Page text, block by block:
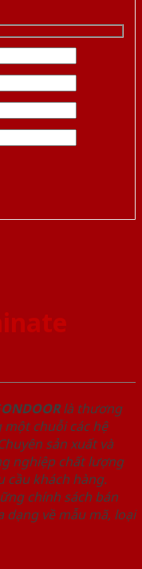
là thương
chuỗi các hệ
sản xuất và
nghiệp chất lượng
cầu khách hàng.
chính sách bán
dạng về mẫu mã, loại